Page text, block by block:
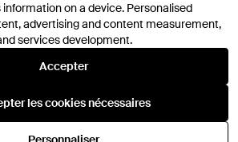
on a device. Personalised
advertising and content measurement,
services development.
Accepter
les cookies nécessaires